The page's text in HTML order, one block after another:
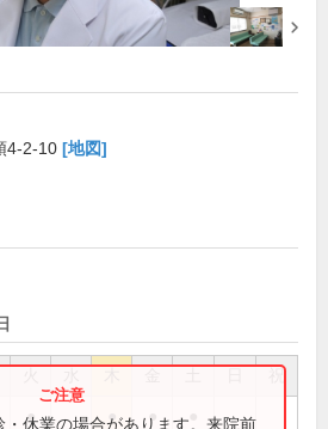
4-2-10 [地図]
祝
● ● ●
休業の場合があります。来院前